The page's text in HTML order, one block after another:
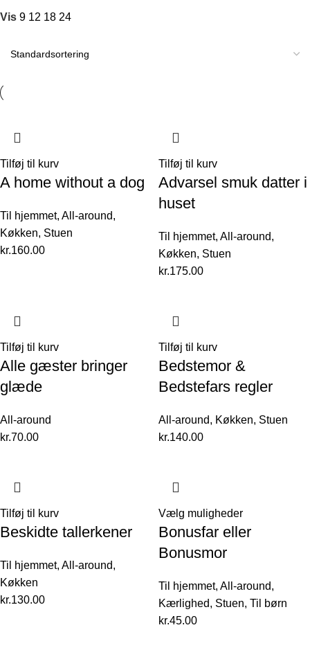
Vis 9 12 18 24
Tilføj til kurv
A home without a dog
Til hjemmet, All-around,
Køkken, Stuen
kr.160.00
Tilføj til kurv
Advarsel smuk datter i
huset
Til hjemmet, All-around,
Køkken, Stuen
kr.175.00
Tilføj til kurv
Alle gæster bringer
glæde
All-around
kr.70.00
Tilføj til kurv
Bedstemor &
Bedstefars regler
All-around, Køkken, Stuen
kr.140.00
Tilføj til kurv
Beskidte tallerkener
Til hjemmet, All-around,
Køkken
kr.130.00
Vælg muligheder
Bonusfar eller
Bonusmor
Til hjemmet, All-around,
Kærlighed, Stuen, Til børn
kr.45.00